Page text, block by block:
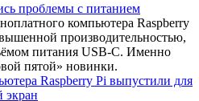
проблемы с питанием
компьютера Raspberry
производительностью,
питания USB-C. Именно
пятой» новинки.